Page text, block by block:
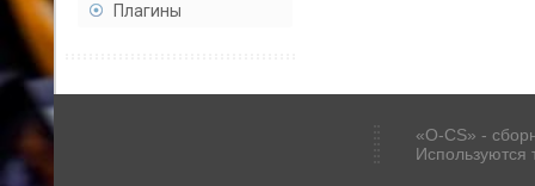
Плагины
«O-CS» -
Используются